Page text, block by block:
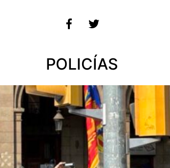
POLICÍAS